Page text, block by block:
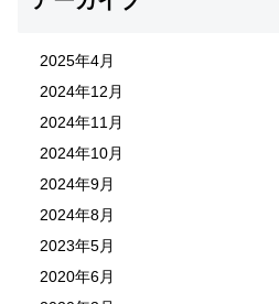
2025年4月
2024年12月
2024年11月
2024年10月
2024年9月
2024年8月
2023年5月
2020年6月